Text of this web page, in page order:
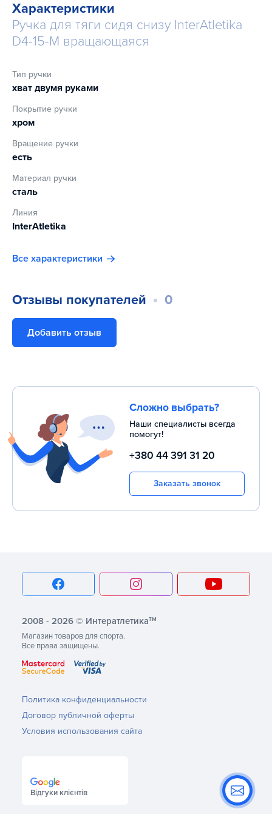
Характеристики
Ручка для тяги сидя снизу InterAtletika
D4-15-M вращающаяся
Тип ручки
хват двумя руками
Покрытие ручки
хром
Вращение ручки
есть
Материал ручки
сталь
Линия
InterAtletika
Все характеристики
Отзывы покупателей 0
Добавить отзыв
Сложно выбрать?
Наши специалисты всегда
помогут!
+380 44 391 31 20
Заказать звонок
2008 - 2026 © Интератлетикатм
Магазин товаров для спорта.
Все права защищены.
Политика конфиденциальности
Договор публичной оферты
Условия использования сайта
Відгуки клієнтів